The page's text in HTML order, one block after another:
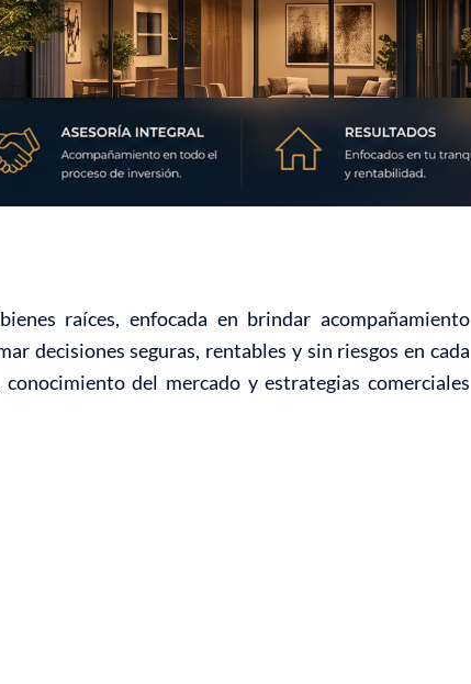
raíces, enfocada en brindar acompañamiento
decisiones seguras, rentables y sin riesgos en cada
del mercado y estrategias comerciales